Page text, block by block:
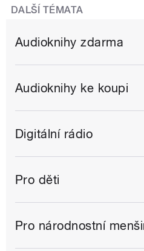
DALŠÍ TÉMATA
Audioknihy zdarma
Audioknihy ke koupi
Digitální rádio
Pro děti
Pro národnostní